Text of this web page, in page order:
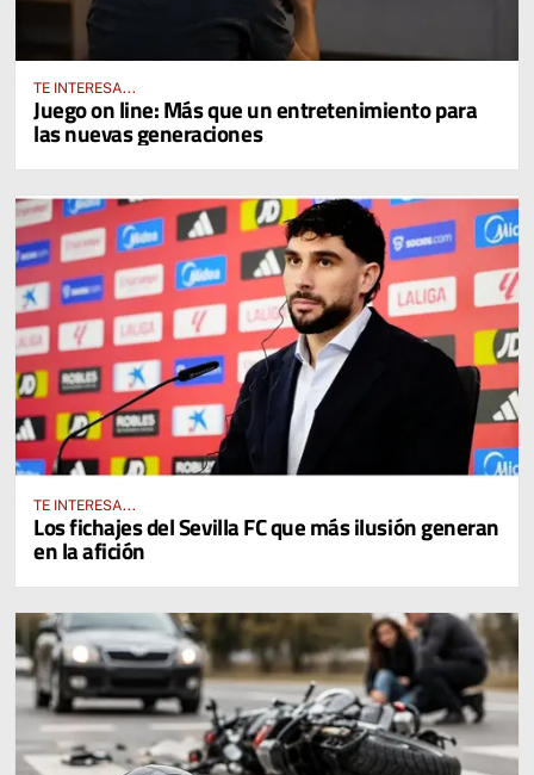
TE INTERESA...
Juego on line: Más que un entretenimiento para
las nuevas generaciones
TE INTERESA...
Los fichajes del Sevilla FC que más ilusión generan
en la afición